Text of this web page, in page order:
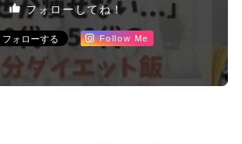
フォローしてね！
Follow Me